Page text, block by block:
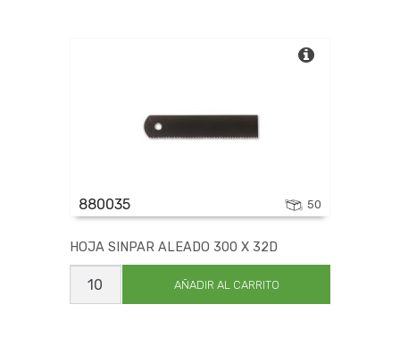
880035 50
HOJA SINPAR ALEADO 300 X 32D
HOJA
SINPAR
ALEADO
AÑADIR AL CARRITO